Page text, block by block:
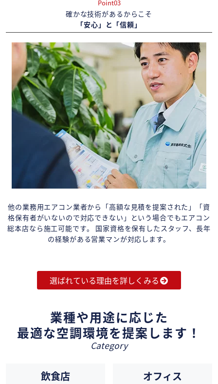
Point03
確かな技術があるからこそ
「安心」と「信頼」
他の業務用エアコン業者から「高額な見積を提案された」「資
格保有者がいないので対応できない」という場合でもエアコン
総本店なら施工可能です。 国家資格を保有したスタッフ、長年
の経験がある営業マンが対応します。
選ばれている理由を詳しくみる
業種や用途に応じた
最適な空調環境を提案します！
Category
飲食店 オフィス